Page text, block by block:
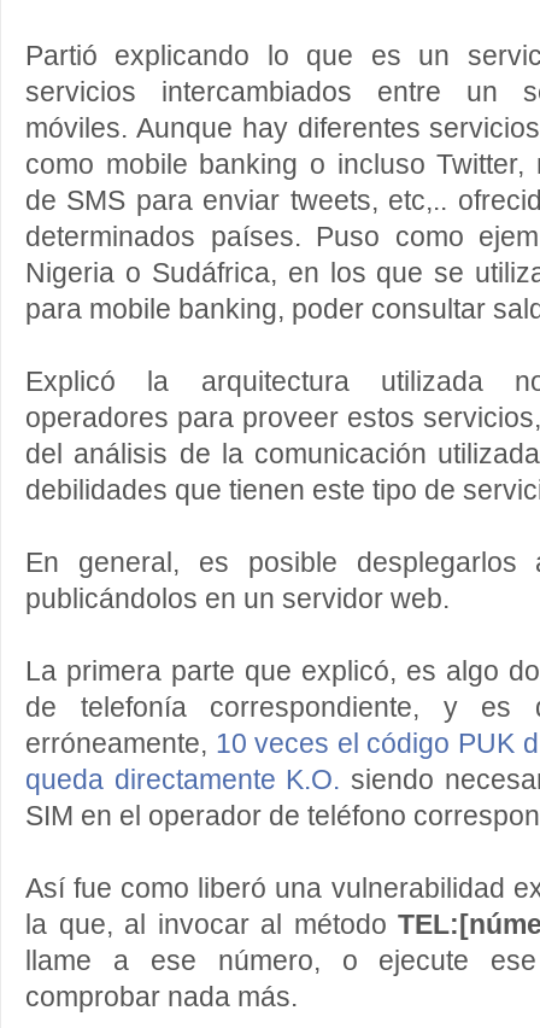
Partió explicando lo que es un
servicios intercambiados entre un
móviles. Aunque hay diferentes
como mobile banking o incluso Twitter,
de SMS para enviar tweets, etc,..
determinados países. Puso como
Nigeria o Sudáfrica, en los que se
para mobile banking, poder consultar
Explicó la arquitectura utilizada
operadores para proveer estos
del análisis de la comunicación
debilidades que tienen este tipo de
En general, es posible
publicándolos en un servidor web.
La primera parte que explicó, es algo
de telefonía correspondiente, y
erróneamente, 10 veces el código PUK
queda directamente K.O. siendo
SIM en el operador de teléfono
Así fue como liberó una vulnerabilidad
la que, al invocar al método
llame a ese número, o ejecute
comprobar nada más.